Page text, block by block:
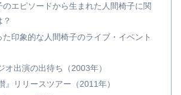
のエピソードから生まれた人間椅子に関
た印象的な人間椅子のライブ・イベント
オ出演の出待ち（2003年）
』リリースツアー（2011年）